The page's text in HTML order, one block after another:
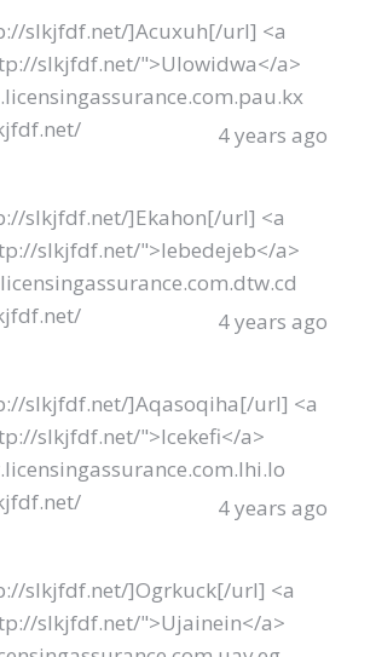
slkjfdf.net/]Acuxuh[/url] <a
slkjfdf.net/">Ulowidwa</a>
4 years ago
slkjfdf.net/]Ekahon[/url] <a
slkjfdf.net/">Iebedejeb</a>
4 years ago
slkjfdf.net/]Aqasoqiha[/url] <a
slkjfdf.net/">Icekefi</a>
4 years ago
slkjfdf.net/]Ogrkuck[/url] <a
slkjfdf.net/">Ujainein</a>